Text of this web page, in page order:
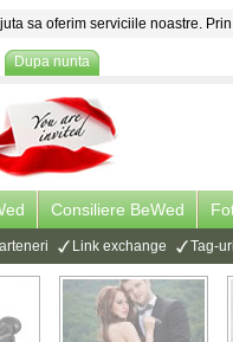
sa oferim serviciile noastre.
Dupa nunta
Consiliere BeWed
Link exchange Tag-